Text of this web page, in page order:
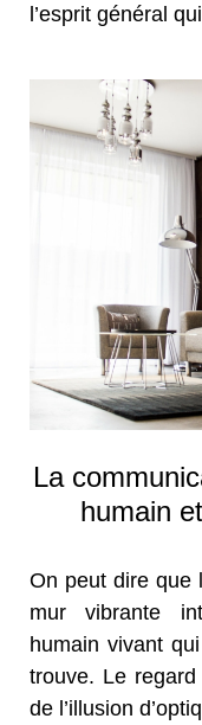
l’esprit général
La
humain
On peut dire que
mur vibrante
humain vivant
trouve. Le
de l’illusion